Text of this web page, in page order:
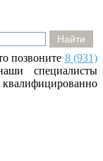
позвоните 8 (931)
специалисты